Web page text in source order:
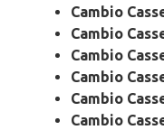
Cambio
Cambio
Cambio
Cambio
Cambio
Cambio